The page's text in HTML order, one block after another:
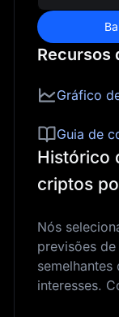
Recursos
Gráfico
Guia de
Histórico
criptos
Nós
previsões
interesses.